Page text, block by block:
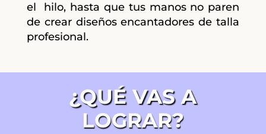
el hilo, hasta que tus manos no paren
de crear diseños encantadores de talla
profesional.
¿QUÉ VAS A
LOGRAR?